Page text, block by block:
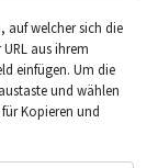
auf welcher sich die
aus ihrem
und wählen
Kopieren und